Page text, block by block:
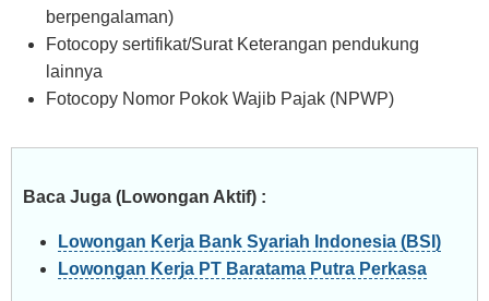
berpengalaman)
Fotocopy sertifikat/Surat Keterangan pendukung
lainnya
Fotocopy Nomor Pokok Wajib Pajak (NPWP)
Baca Juga (Lowongan Aktif) :
Lowongan Kerja Bank Syariah Indonesia (BSI)
Lowongan Kerja PT Baratama Putra Perkasa